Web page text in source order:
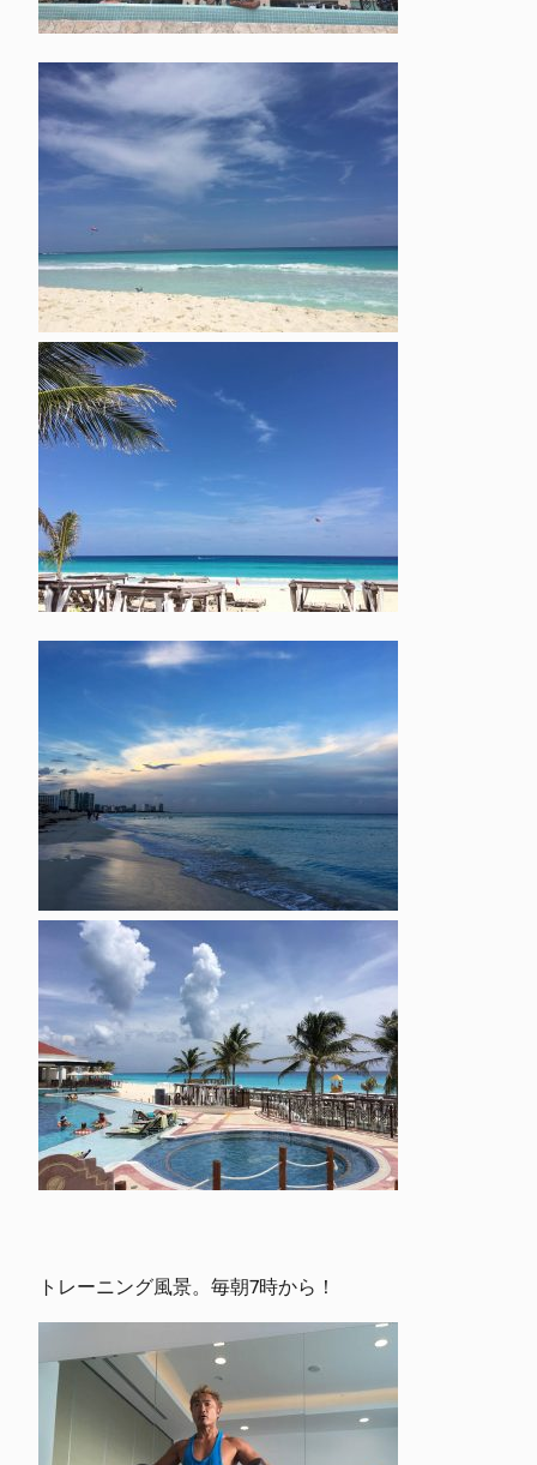
トレーニング風景。毎朝7時から！